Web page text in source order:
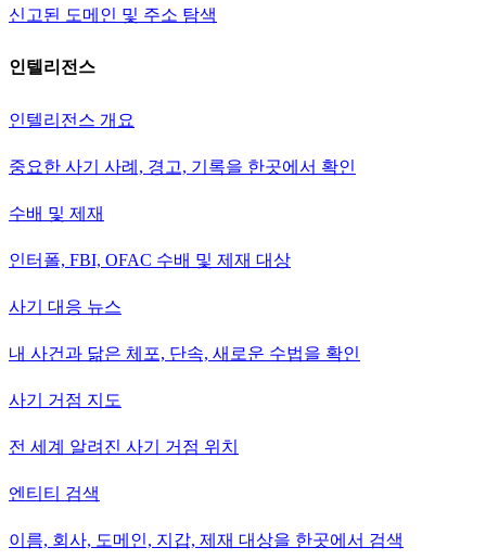
신고된 도메인 및 주소 탐색
인텔리전스
인텔리전스 개요
중요한 사기 사례, 경고, 기록을 한곳에서 확인
수배 및 제재
인터폴, FBI, OFAC 수배 및 제재 대상
사기 대응 뉴스
내 사건과 닮은 체포, 단속, 새로운 수법을 확인
사기 거점 지도
전 세계 알려진 사기 거점 위치
엔티티 검색
이름, 회사, 도메인, 지갑, 제재 대상을 한곳에서 검색